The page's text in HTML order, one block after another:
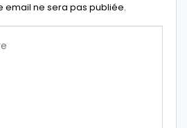
email ne sera pas publiée.